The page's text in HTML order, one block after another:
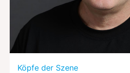
Köpfe der Szene